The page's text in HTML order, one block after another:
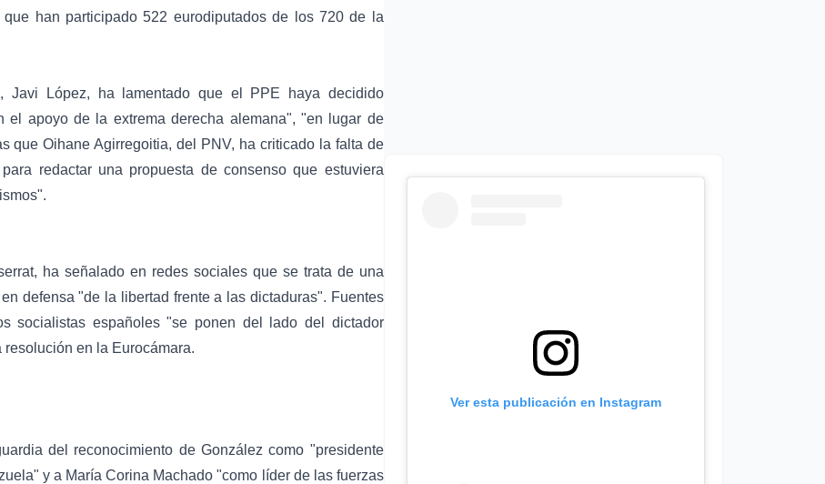
han participado 522 eurodiputados de los 720 de la
Javi López, ha lamentado que el PPE haya decidido
apoyo de la extrema derecha alemana", "en lugar de
que Oihane Agirregoitia, del PNV, ha criticado la falta de
redactar una propuesta de consenso que estuviera
ha señalado en redes sociales que se trata de una
defensa "de la libertad frente a las dictaduras". Fuentes
socialistas españoles "se ponen del lado del dictador
en la Eurocámara.
del reconocimiento de González como "presidente
y a María Corina Machado "como líder de las fuerzas
Ver esta publicación en Instagram